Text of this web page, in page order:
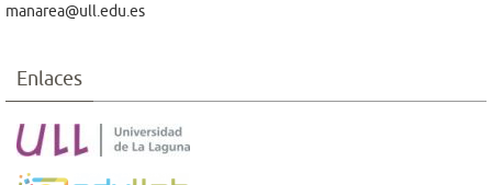
manarea@ull.edu.es
Enlaces